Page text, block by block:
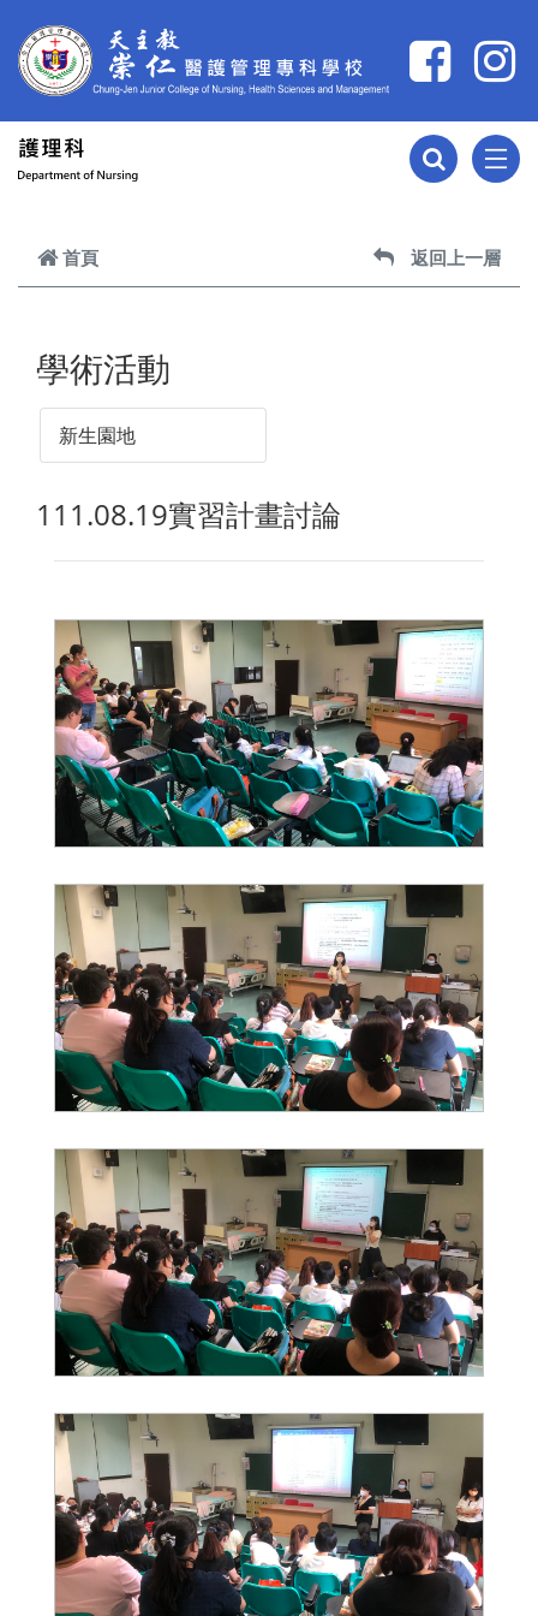
首頁 返回上一層
學術活動
新生園地
111.08.19實習計畫討論